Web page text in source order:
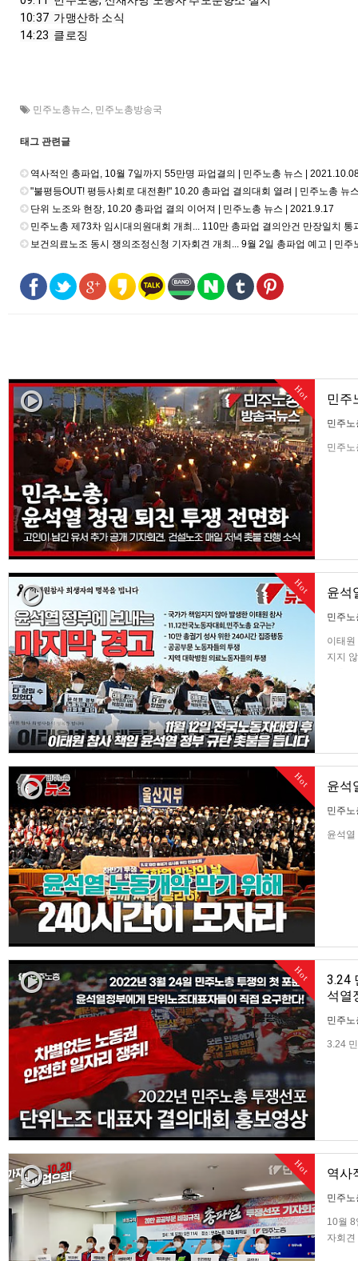
10:37
14:23
  클로징
민주노총뉴스, 민주노총방송국
태그 관련글
역사적인 총파업, 10월 7일까지 55만명 파업결의 | 민주노총 뉴스 |
"불평등OUT! 평등사회로 대전환!" 10.20 총파업 결의대회 열려 | 민주노총 뉴
단위 노조와 현장, 10.20 총파업 결의 이어져 | 민주노총 뉴스 | 2021.9.17
민주노총 제73차 임시대의원대회 개최... 110만 총파업 결의안건 만장일치 통
보건의료노조 동시 쟁의조정신청 기자회견 개최... 9월 2일 총파업 예고 | 민주
Hot 민주
민주
민주
Hot 윤석
민주
이태
지지
Hot 윤석
민주
윤석
Hot
3.24
석열
민주
3.24
Hot 역사
민주
10월 8
자회